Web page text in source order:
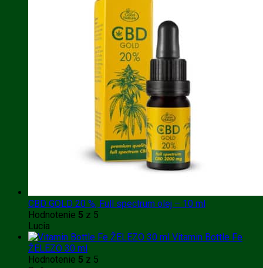
CBD GOLD 20 %, Full spectrum olej – 10 ml
Hodnotenie 5 z 5
Lucia
Vitamin Bottle Fe
ŽELEZO 30 ml
Hodnotenie 5 z 5